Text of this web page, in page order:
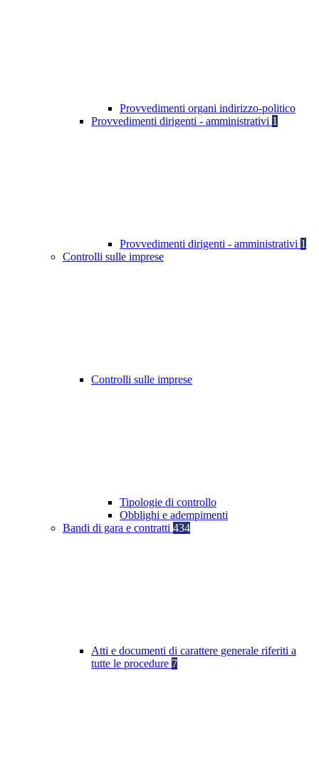
Provvedimenti organi indirizzo-politico
Provvedimenti dirigenti - amministrativi 1
Provvedimenti dirigenti - amministrativi 1
Controlli sulle imprese
Controlli sulle imprese
Tipologie di controllo
Obblighi e adempimenti
Bandi di gara e contratti 434
Atti e documenti di carattere generale riferiti a
tutte le procedure 7